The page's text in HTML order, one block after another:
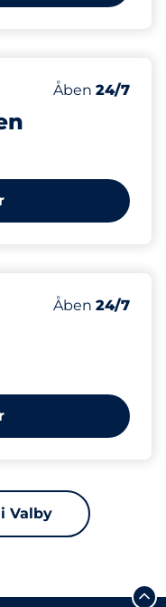
Antal
Antal pladser
125
Torsdag&nbsp
Åben 24/7
Antal
Antal pladser
200
Torsdag&nbsp
Åben 24/7
Valby